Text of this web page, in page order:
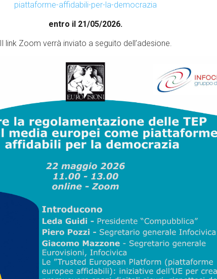
piattaforme-affidabili-per-la-democrazia
entro il 21/05/2026.
Il link Zoom verrà inviato a seguito dell’adesione.